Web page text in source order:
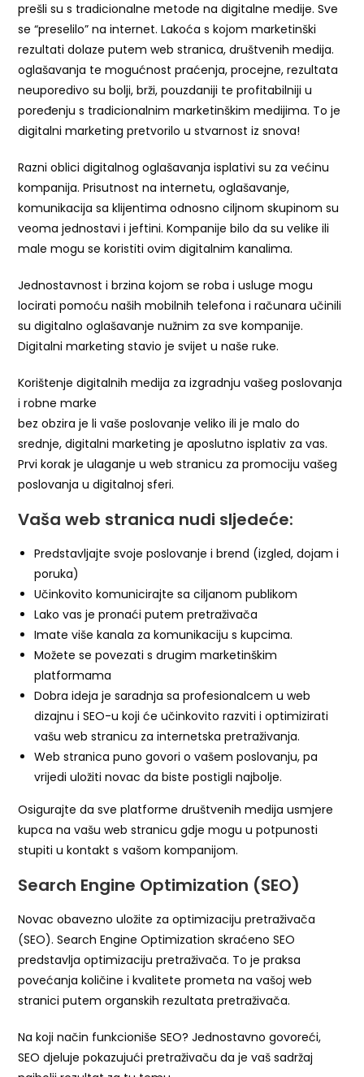
prešli su s tradicionalne metode na digitalne medije. Sve
se “preselilo” na internet. Lakoća s kojom marketinški
rezultati dolaze putem web stranica, društvenih medija.
oglašavanja te mogućnost praćenja, procejne, rezultata
neuporedivo su bolji, brži, pouzdaniji te profitabilniji u
poređenju s tradicionalnim marketinškim medijima. To je
digitalni marketing pretvorilo u stvarnost iz snova!
Razni oblici digitalnog oglašavanja isplativi su za većinu
kompanija. Prisutnost na internetu, oglašavanje,
komunikacija sa klijentima odnosno ciljnom skupinom su
veoma jednostavi i jeftini. Kompanije bilo da su velike ili
male mogu se koristiti ovim digitalnim kanalima.
Jednostavnost i brzina kojom se roba i usluge mogu
locirati pomoću naših mobilnih telefona i računara učinili
su digitalno oglašavanje nužnim za sve kompanije.
Digitalni marketing stavio je svijet u naše ruke.
Korištenje digitalnih medija za izgradnju vašeg poslovanja
i robne marke
bez obzira je li vaše poslovanje veliko ili je malo do
srednje, digitalni marketing je aposlutno isplativ za vas.
Prvi korak je ulaganje u web stranicu za promociju vašeg
poslovanja u digitalnoj sferi.
Vaša web stranica nudi sljedeće:
Predstavljajte svoje poslovanje i brend (izgled, dojam i
poruka)
Učinkovito komunicirajte sa ciljanom publikom
Lako vas je pronaći putem pretraživača
Imate više kanala za komunikaciju s kupcima.
Možete se povezati s drugim marketinškim
platformama
Dobra ideja je saradnja ​​sa profesionalcem u web
dizajnu i SEO-u koji će učinkovito razviti i optimizirati
vašu web stranicu za internetska pretraživanja.
Web stranica puno govori o vašem poslovanju, pa
vrijedi uložiti novac da biste postigli najbolje.
Osigurajte da sve platforme društvenih medija usmjere
kupca na vašu web stranicu gdje mogu u potpunosti
stupiti u kontakt s vašom kompanijom.
Search Engine Optimization (SEO)
Novac obavezno uložite za optimizaciju pretraživača
(SEO). Search Engine Optimization skraćeno SEO
predstavlja optimizaciju pretraživača. To je praksa
povećanja količine i kvalitete prometa na vašoj web
stranici putem organskih rezultata pretraživača.
Na koji način funkcioniše SEO? Jednostavno govoreći,
SEO djeluje pokazujući pretraživaču da je vaš sadržaj